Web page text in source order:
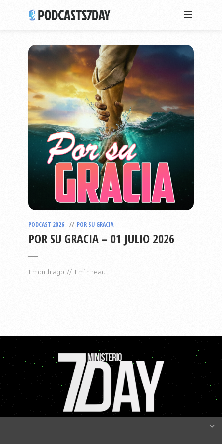
PODCAST 2026 POR SU GRACIA
POR SU GRACIA – 01 JULIO 2026
1 month ago 1 min read